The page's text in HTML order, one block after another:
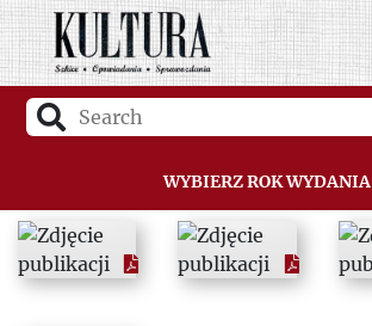
Wybierz rok wydania